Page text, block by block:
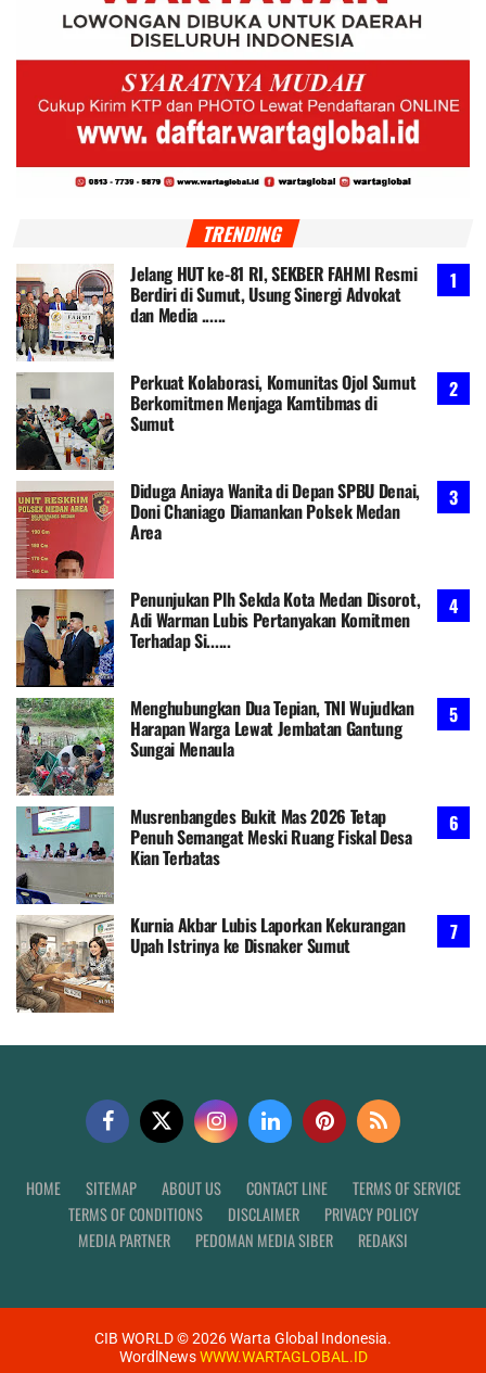
TRENDING
Jelang HUT ke-81 RI, SEKBER FAHMI Resmi
Berdiri di Sumut, Usung Sinergi Advokat
dan Media ......
Perkuat Kolaborasi, Komunitas Ojol Sumut
Berkomitmen Menjaga Kamtibmas di
Sumut
Diduga Aniaya Wanita di Depan SPBU Denai,
Doni Chaniago Diamankan Polsek Medan
Area
Penunjukan Plh Sekda Kota Medan Disorot,
Adi Warman Lubis Pertanyakan Komitmen
Terhadap Si......
Menghubungkan Dua Tepian, TNI Wujudkan
Harapan Warga Lewat Jembatan Gantung
Sungai Menaula
Musrenbangdes Bukit Mas 2026 Tetap
Penuh Semangat Meski Ruang Fiskal Desa
Kian Terbatas
Kurnia Akbar Lubis Laporkan Kekurangan
Upah Istrinya ke Disnaker Sumut
HOME SITEMAP ABOUT US CONTACT LINE
TERMS OF SERVICE
TERMS OF CONDITIONS
DISCLAIMER
PRIVACY POLICY
MEDIA PARTNER
PEDOMAN MEDIA SIBER REDAKSI
CIB WORLD ©2026Warta Global Indonesia.
WordlNewsWWW.WARTAGLOBAL.ID